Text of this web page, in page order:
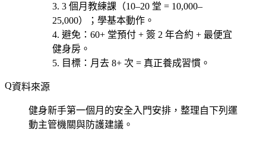
3 個月教練課 （10–20 堂 = 10,000–
25,000）；學基本動作。
避免 ：60+ 堂預付 + 簽 2 年合約 + 最便宜
健身房。
目標 ：月去 8+ 次 = 真正養成習慣。
資料來源
健身新手第一個月的安全入門安排，整理自下列運
動主管機關與防護建議。